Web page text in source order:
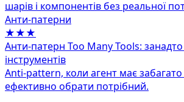
шарів і компонентів без реальної
Анти‑патерни
★★★
Анти-патерн Too Many Tools:
інструментів
Anti-pattern, коли агент має
ефективно обрати потрібний.